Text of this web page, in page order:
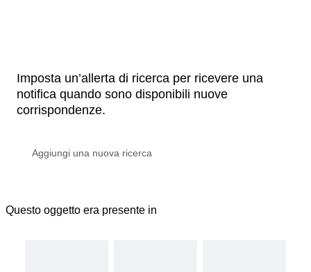
Imposta un’allerta di ricerca per ricevere una
notifica quando sono disponibili nuove
corrispondenze.
Questo oggetto era presente in